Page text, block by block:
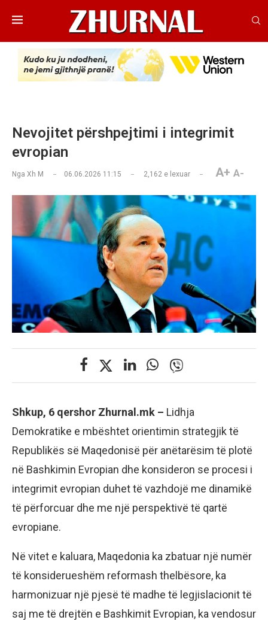
Nevojitet përshpejtimi i integrimit
evropian
Nga Xh M 06.06.2026 11:15 2,162 e lexuar A+ A-
Shkup, 6 qershor Zhurnal.mk – Lidhja
Demokratike e mbështet orientimin strategjik të
Republikës së Maqedonisë për anëtarësim të plotë
në Bashkimin Evropian dhe konsideron se procesi i
integrimit evropian duhet të vazhdojë me dinamikë
të përforcuar dhe me një perspektivë të qartë
evropiane.
Në vitet e kaluara, Maqedonia ka zbatuar një numër
të konsiderueshëm reformash thelbësore, ka
harmonizuar një pjesë të madhe të legjislacionit të
saj me të drejtën e Bashkimit Evropian, ka vendosur